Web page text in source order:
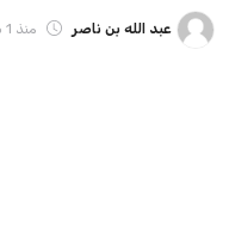
الكويت
عبد الله بن ناصر منذ 1 شهر